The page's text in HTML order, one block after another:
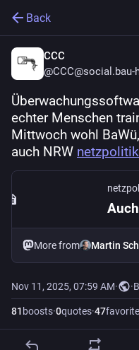
Back
CCC
@CCC@social.bau-
echter Menschen
Mittwoch wohl
auch NRW
More from Martin
Nov 11, 2025, 07:59 AM· ·
81 boosts·0quotes·47